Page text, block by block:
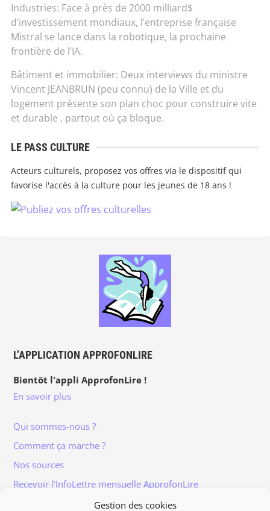
Gestion des cookies
Industries: Face à près de 2000 milliard$
d’investissement mondiaux, l’entreprise française
Mistral se lance dans la robotique, la prochaine
frontière de l’IA.
Bâtiment et immobilier: Deux interviews du ministre
Vincent JEANBRUN (peu connu) de la Ville et du
logement présente son plan choc pour construire vite
et durable , partout où ça bloque.
LE PASS CULTURE
Acteurs culturels, proposez vos offres via le dispositif qui
favorise l'accès à la culture pour les jeunes de 18 ans !
L’APPLICATION APPROFONLIRE
Bientôt l'appli ApprofonLire !
En savoir plus
Qui sommes-nous ?
Comment ça marche ?
Nos sources
Recevoir l’InfoLettre mensuelle ApprofonLire